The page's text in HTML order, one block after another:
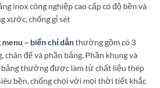
inox công nghiệp cao cấp có độ bền và
xước, chống gỉ sét
menu – biển chỉ dẫnthường gồm có 3
chân đế và phần bảng. Phần khung và
bảng thường được làm từ chất liệu thép
bền, chống chọi với mọi thời tiết khắc